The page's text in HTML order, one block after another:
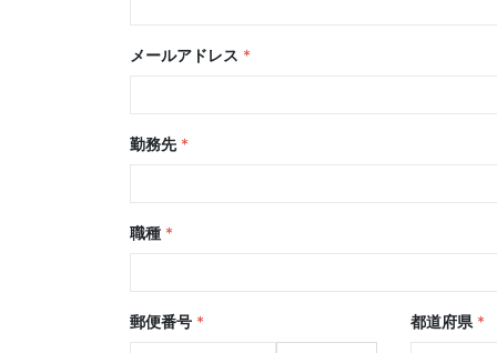
メールアドレス *
勤務先 *
職種 *
郵便番号 * 都道府県 *